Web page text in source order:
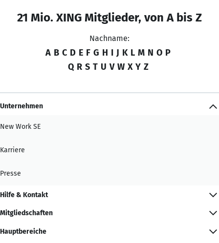
21 Mio. XING Mitglieder, von A bis Z
Nachname:
A B C D E F G H I J K L M N O P
Q R S T U V W X Y Z
Unternehmen
New Work SE
Karriere
Presse
Hilfe & Kontakt
Mitgliedschaften
Hauptbereiche